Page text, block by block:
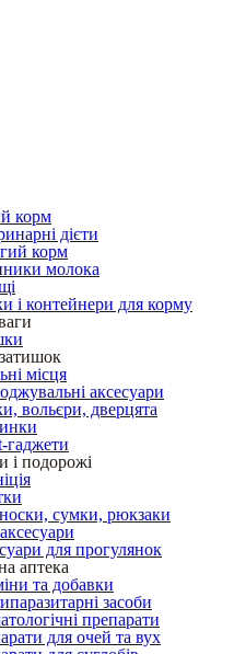
корм
дієти
корм
молока
і контейнери для корму
місця
аксесуари
вольєри, дверцята
гаджети
і подорожі
сумки, рюкзаки
для прогулянок
аптека
та добавки
засоби
препарати
для очей та вух